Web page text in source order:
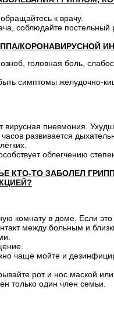
к врачу.
соблюдайте
КОРОНАВИРУСНОЙ
головная боль,
симптомы желудочно-
вирусная пневмония.
развивается
облегчению
КТО-ТО ЗАБОЛЕЛ
комнату в доме. Если
между больным и
чаще мойте и
рот и нос маской
только один член семьи.